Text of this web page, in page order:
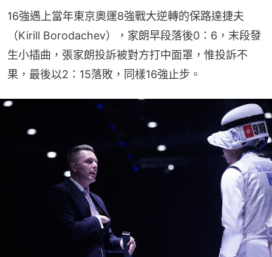
16強遇上當年東京奧運8強戰大逆轉的保路達捷夫
（Kirill Borodachev），家朗早段落後0：6，末段發
生小插曲，張家朗投訴被對方打中面罩，惟投訴不
果，最後以2：15落敗，同樣16強止步。